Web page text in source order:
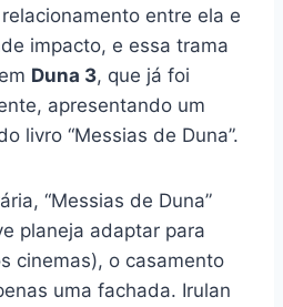
entre ela e
impacto, e essa trama
Duna 3, que já foi
apresentando um
livro “Messias de Duna”.
“Messias de Duna”
planeja adaptar para
cinemas), o casamento
uma fachada. Irulan